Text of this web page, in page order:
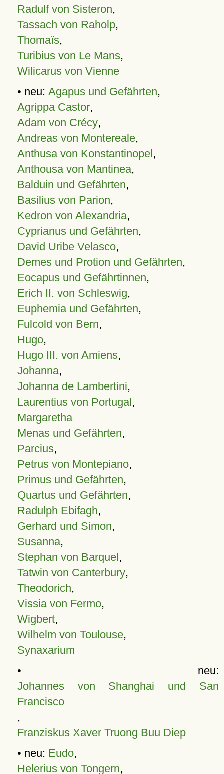
Radulf von Sisteron,
Tassach von Raholp,
Thomaïs,
Turibius von Le Mans,
Wilicarus von Vienne
• neu: Agapus und Gefährten,
Agrippa Castor,
Adam von Crécy,
Andreas von Montereale,
Anthusa von Konstantinopel,
Anthousa von Mantinea,
Balduin und Gefährten,
Basilius von Parion,
Kedron von Alexandria,
Cyprianus und Gefährten,
David Uribe Velasco,
Demes und Protion und Gefährten,
Eocapus und Gefährtinnen,
Erich II. von Schleswig,
Euphemia und Gefährten,
Fulcold von Bern,
Hugo,
Hugo III. von Amiens,
Johanna,
Johanna de Lambertini,
Laurentius von Portugal,
Margaretha
Menas und Gefährten,
Parcius,
Petrus von Montepiano,
Primus und Gefährten,
Quartus und Gefährten,
Radulph Ebifagh,
Gerhard und Simon,
Susanna,
Stephan von Barquel,
Tatwin von Canterbury,
Theodorich,
Vissia von Fermo,
Wigbert,
Wilhelm von Toulouse,
Synaxarium
• neu:
Johannes von Shanghai und San
Francisco
,
Franziskus Xaver Truong Buu Diep
• neu: Eudo,
Helerius von Tongern,